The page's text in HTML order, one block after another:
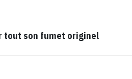
tout son fumet originel